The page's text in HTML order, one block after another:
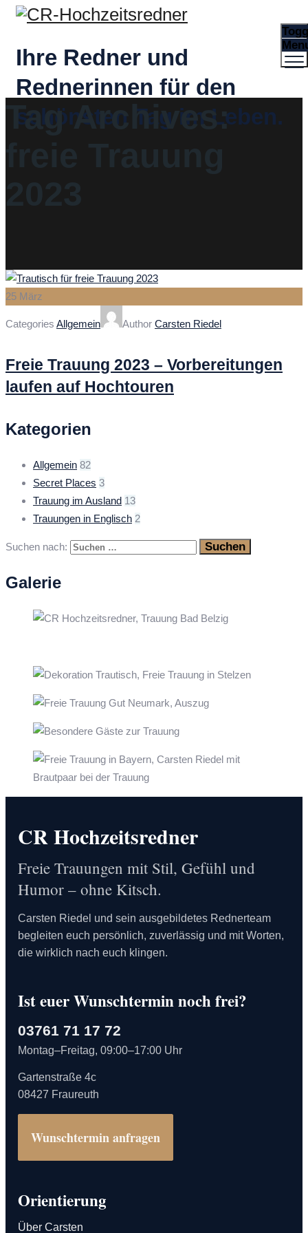
Ihre Redner und
Rednerinnen für den
schönsten Tag im Leben.
Tag Archives:
25 März
Categories Allgemein Author Carsten Riedel
Freie Trauung 2023 – Vorbereitungen
laufen auf Hochtouren
Kategorien
Allgemein 82
Secret Places 3
Trauung im Ausland 13
Trauungen in Englisch 2
Suchen nach:
Galerie
CR Hochzeitsredner
Freie Trauungen mit Stil, Gefühl und
Humor – ohne Kitsch.
Carsten Riedel und sein ausgebildetes Rednerteam
begleiten euch persönlich, zuverlässig und mit Worten,
die wirklich nach euch klingen.
Ist euer Wunschtermin noch frei?
03761 71 17 72
Montag–Freitag, 09:00–17:00 Uhr
Gartenstraße 4c
08427 Fraureuth
Wunschtermin anfragen
Orientierung
Über Carsten